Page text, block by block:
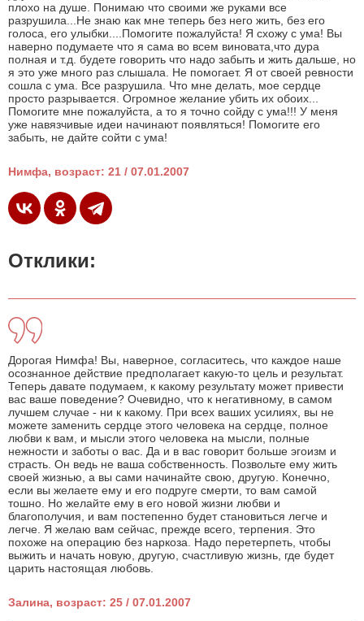
плохо на душе. Понимаю что своими же руками все
разрушила...Не знаю как мне теперь без него жить, без его
голоса, его улыбки....Помогите пожалуйста! Я схожу с ума! Вы
наверно подумаете что я сама во всем виновата,что дура
полная и т.д. будете говорить что надо забыть и жить дальше, но
я это уже много раз слышала. Не помогает. Я от своей ревности
сошла с ума. Все разрушила. Что мне делать, мое сердце
просто разрывается. Огромное желание убить их обоих...
Помогите мне пожалуйста, а то я точно сойду с ума!!! У меня
уже навязчивые идеи начинают появляться! Помогите его
забыть, не дайте сойти с ума!
Нимфа, возраст: 21 / 07.01.2007
Отклики:
Дорогая Нимфа! Вы, наверное, согласитесь, что каждое наше
осознанное действие предполагает какую-то цель и результат.
Теперь давате подумаем, к какому результату может привести
вас ваше поведение? Очевидно, что к негативному, в самом
лучшем случае - ни к какому. При всех ваших усилиях, вы не
можете заменить сердце этого человека на сердце, полное
любви к вам, и мысли этого человека на мысли, полные
нежности и заботы о вас. Да и в вас говорит больше эгоизм и
страсть. Он ведь не ваша собственность. Позвольте ему жить
своей жизнью, а вы сами начинайте свою, другую. Конечно,
если вы желаете ему и его подруге смерти, то вам самой
тошно. Но желайте ему в его новой жизни любви и
благополучия, и вам постепенно будет становиться легче и
легче. Я желаю вам сейчас, прежде всего, терпения. Это
похоже на операцию без наркоза. Надо перетерпеть, чтобы
выжить и начать новую, другую, счастливую жизнь, где будет
царить настоящая любовь.
Залина, возраст: 25 / 07.01.2007